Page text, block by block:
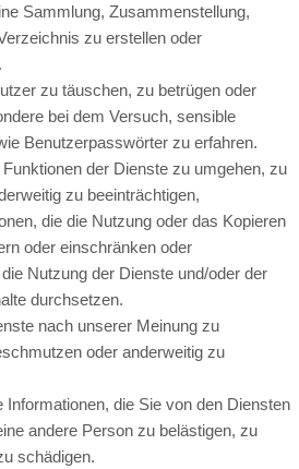
Sammlung, Zusammenstellung,
zu erstellen oder
zu täuschen, zu betrügen oder
bei dem Versuch, sensible
Benutzerpasswörter zu erfahren.
der Dienste zu umgehen, zu
zu beeinträchtigen,
die die Nutzung oder das Kopieren
oder einschränken oder
Nutzung der Dienste und/oder der
durchsetzen.
nach unserer Meinung zu
oder anderweitig zu
Informationen, die Sie von den Diensten
andere Person zu belästigen, zu
schädigen.